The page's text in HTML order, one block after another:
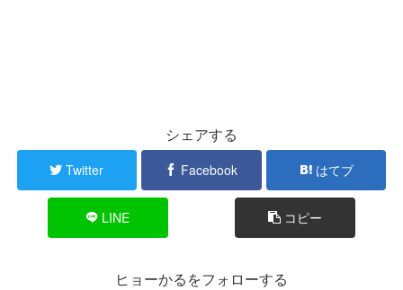
シェアする
Twitter Facebook はてブ
LINE コピー
ヒョーかるをフォローする